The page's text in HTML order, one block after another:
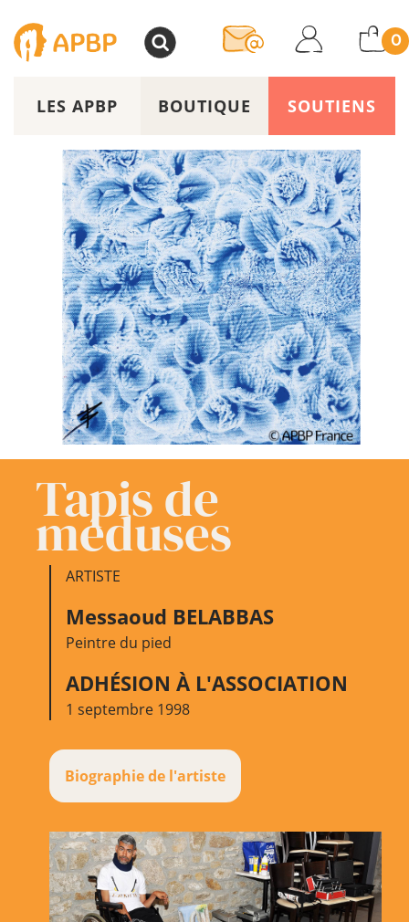
0
LES APBP BOUTIQUE SOUTIENS
Tapis de
méduses
ARTISTE
Messaoud BELABBAS
Peintre du pied
ADHÉSION À L'ASSOCIATION
1 septembre 1998
Biographie de l'artiste